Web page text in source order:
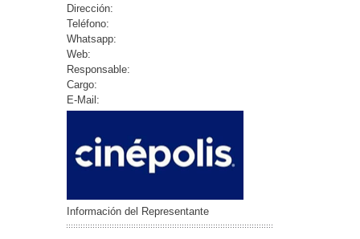
Dirección:
Teléfono:
Whatsapp:
Web:
Responsable:
Cargo:
E-Mail:
Información del Representante